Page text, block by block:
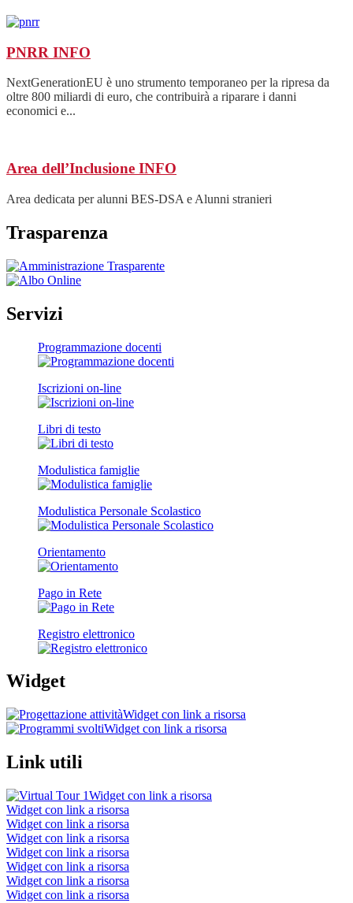
PNRR INFO
NextGenerationEU è uno strumento temporaneo per la ripresa da
oltre 800 miliardi di euro, che contribuirà a riparare i danni
economici e...
Area dell’Inclusione INFO
Area dedicata per alunni BES-DSA e Alunni stranieri
Trasparenza
Servizi
Programmazione docenti
Iscrizioni on-line
Libri di testo
Modulistica famiglie
Modulistica Personale Scolastico
Orientamento
Pago in Rete
Registro elettronico
Widget
Widget con link a risorsa
Widget con link a risorsa
Link utili
Widget con link a risorsa
Widget con link a risorsa
Widget con link a risorsa
Widget con link a risorsa
Widget con link a risorsa
Widget con link a risorsa
Widget con link a risorsa
Widget con link a risorsa